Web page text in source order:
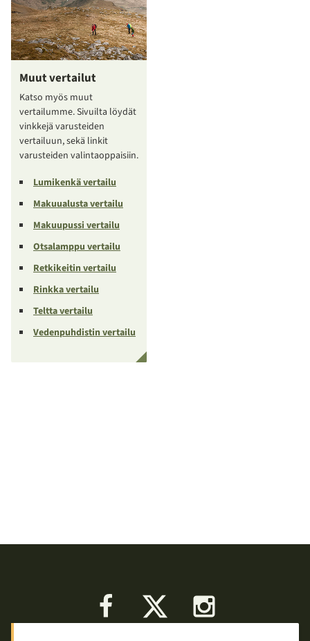
Muut vertailut
Katso myös muut
vertailumme. Sivuilta löydät
vinkkejä varusteiden
vertailuun, sekä linkit
varusteiden valintaoppaisiin.
Lumikenkä vertailu
Makuualusta vertailu
Makuupussi vertailu
Otsalamppu vertailu
Retkikeitin vertailu
Rinkka vertailu
Teltta vertailu
Vedenpuhdistin vertailu
Facebook